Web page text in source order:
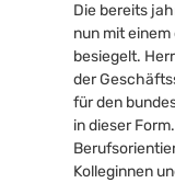
Die bereits
nun mit
besiegelt.
der
für den
in dieser
Kolleginnen